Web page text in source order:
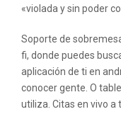
«violada y sin poder
Soporte de
fi, donde puedes
aplicación de ti en
conocer gente. O
utiliza. Citas en vivo a